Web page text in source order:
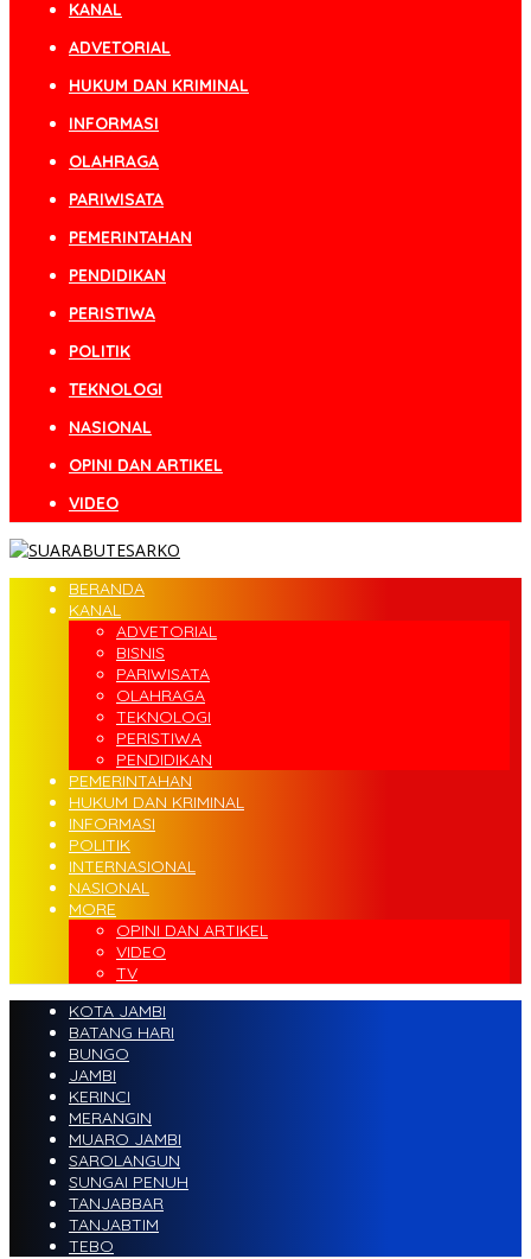
KANAL
ADVETORIAL
HUKUM DAN KRIMINAL
INFORMASI
OLAHRAGA
PARIWISATA
PEMERINTAHAN
PENDIDIKAN
PERISTIWA
POLITIK
TEKNOLOGI
NASIONAL
OPINI DAN ARTIKEL
VIDEO
BERANDA
KANAL
ADVETORIAL
BISNIS
PARIWISATA
OLAHRAGA
TEKNOLOGI
PERISTIWA
PENDIDIKAN
PEMERINTAHAN
HUKUM DAN KRIMINAL
INFORMASI
POLITIK
INTERNASIONAL
NASIONAL
MORE
OPINI DAN ARTIKEL
VIDEO
TV
KOTA JAMBI
BATANG HARI
BUNGO
JAMBI
KERINCI
MERANGIN
MUARO JAMBI
SAROLANGUN
SUNGAI PENUH
TANJABBAR
TANJABTIM
TEBO